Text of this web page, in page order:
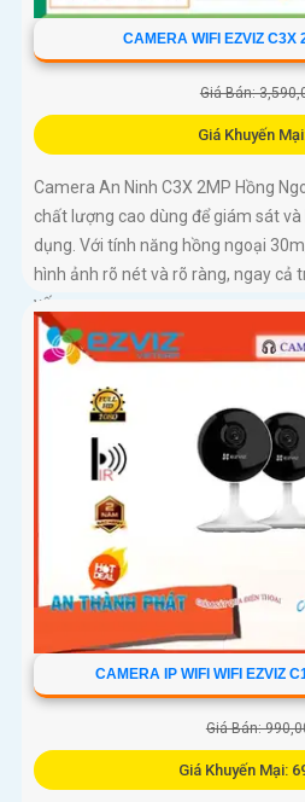
CAMERA WIFI EZVIZ C3X
Giá Bán:
Giá Khuyến
Camera An Ninh C3X 2MP Hồng
chất lượng cao dùng để giám sát
dụng. Với tính năng hồng ngoại
hình ảnh rõ nét và rõ ràng, ngay cả
yếu
CAMERA IP WIFI WIFI EZVIZ
Giá Bán:
Giá Khuyến Mại: